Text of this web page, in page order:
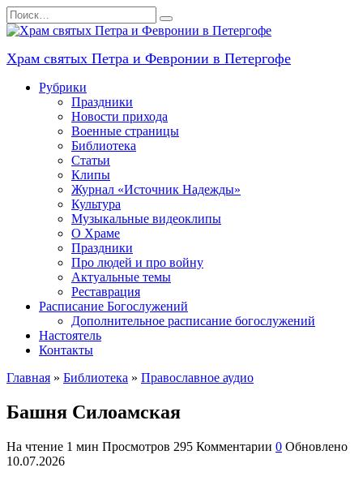
Перейти
к
содержанию
Search
for:
Храм святых Петра и Февронии в Петергофе
Рубрики
Праздники
Новости прихода
Военные страницы
Библиотека
Статьи
Клипы
Журнал «Источник Надежды»
Культура
Музыкальные видеоклипы
О Храме
Праздники
Про людей и про войну
Актуальные темы
Реставрация
Расписание Богослужений
Дополнительное расписание богослужений
Настоятель
Контакты
Главная » Библиотека » Православное аудио
Башня Силоамская
На чтение 1 мин Просмотров 295 Комментарии 0 Обновлено
10.07.2026